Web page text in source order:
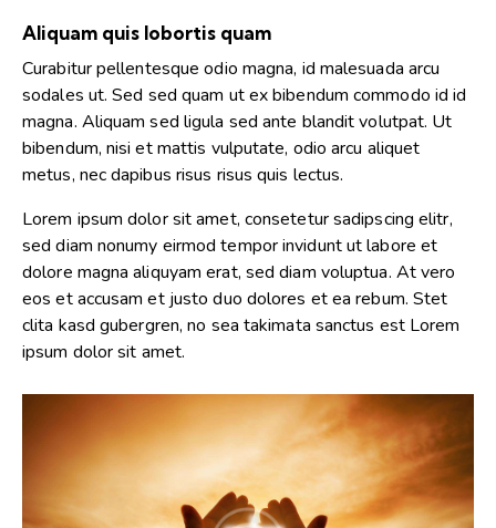
Aliquam quis lobortis quam
Curabitur pellentesque odio magna, id malesuada arcu
sodales ut. Sed sed quam ut ex bibendum commodo id id
magna. Aliquam sed ligula sed ante blandit volutpat. Ut
bibendum, nisi et mattis vulputate, odio arcu aliquet
metus, nec dapibus risus risus quis lectus.
Lorem ipsum dolor sit amet, consetetur sadipscing elitr,
sed diam nonumy eirmod tempor invidunt ut labore et
dolore magna aliquyam erat, sed diam voluptua. At vero
eos et accusam et justo duo dolores et ea rebum. Stet
clita kasd gubergren, no sea takimata sanctus est Lorem
ipsum dolor sit amet.